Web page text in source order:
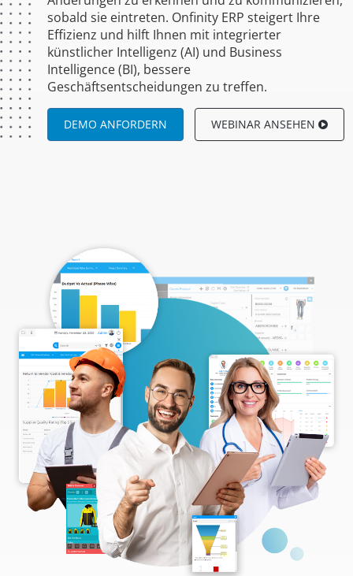
sobald sie eintreten. Onfinity ERP steigert Ihre
Effizienz und hilft Ihnen mit integrierter
künstlicher Intelligenz (AI) und Business
Intelligence (BI), bessere
Geschäftsentscheidungen zu treffen.
DEMO ANFORDERN WEBINAR ANSEHEN